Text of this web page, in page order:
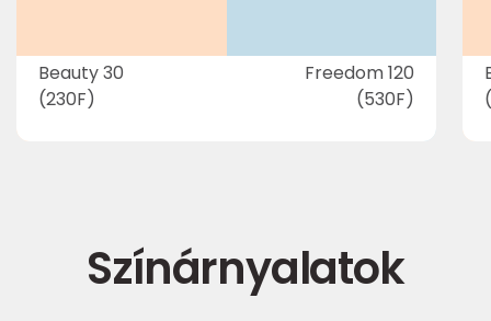
Beauty 30
(230F)
Freedom 120
(530F)
Színárnyalatok